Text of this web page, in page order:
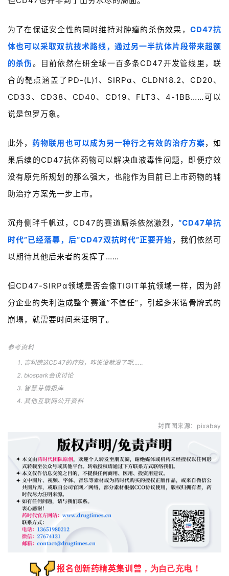
为了在保证安全性的同时维持对肿瘤的杀伤效果， CD47抗
体也可以采取双抗技术路线，通过另一半抗体片段带来超额
的杀伤。目前依然在研全球一百多条CD47开发管线里，联
合的靶点涵盖了PD-(L)1、SIRPα、CLDN18.2、CD20、
CD33、CD38、CD40、CD19、FLT3、4-1BB……可以
说是包罗万象。
此外，药物联用也可以成为另一种行之有效的治疗方案，如
果后续的CD47抗体药物可以解决血液毒性问题，即便疗效
没有原先所规划的那么强大，也能作为目前已上市药物的辅
助治疗方案先一步上市。
沉舟侧畔千帆过，CD47的赛道厮杀依然激烈， “CD47单抗
时代”已经落幕，后“CD47双抗时代”正要开始，我们依然可
以期待其他后来者的发挥了……
但CD47-SIRPα领域是否会像TIGIT单抗领域一样，因为部
分企业的失利造成整个赛道”不信任“，引起多米诺骨牌式的
崩塌，就需要时间来证明了。
参考资料
吉利德这CD47的疗效，咋说没就没了呢……
biospark会议讨论
智慧芽情报库
其他互联网公开资料
封面图来源：pixabay
报名创新药精英集训营 ，为自己充电！